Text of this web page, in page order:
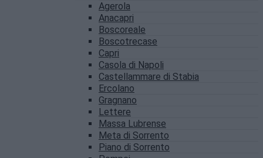
Agerola
Anacapri
Boscoreale
Boscotrecase
Capri
Casola di Napoli
Castellammare di Stabia
Ercolano
Gragnano
Lettere
Massa Lubrense
Meta di Sorrento
Piano di Sorrento